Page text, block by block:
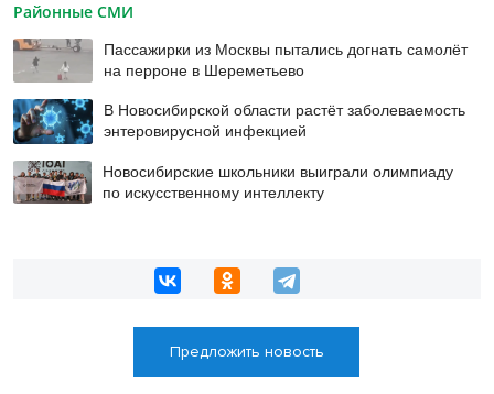
Районные СМИ
Пассажирки из Москвы пытались догнать самолёт
на перроне в Шереметьево
В Новосибирской области растёт заболеваемость
энтеровирусной инфекцией
Новосибирские школьники выиграли олимпиаду
по искусственному интеллекту
Предложить новость